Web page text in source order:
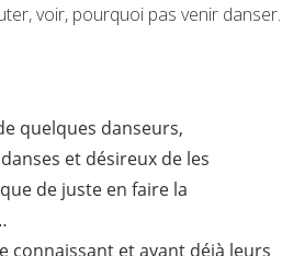
voir, pourquoi pas venir danser.
quelques danseurs,
et désireux de les
de juste en faire la
connaissant et ayant déjà leurs